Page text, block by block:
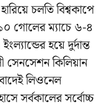
চলতি বিশ্বকাপে
গোলের ম্যাচে ৬-৪
হয়ে দুর্দান্ত
সেনসেশন কিলিয়ান
লিওনেল
সর্বকালের সর্বোচ্চ